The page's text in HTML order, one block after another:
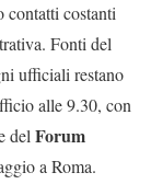
contatti costanti
Fonti del
ufficiali restano
alle 9.30, con
del Forum
a Roma.